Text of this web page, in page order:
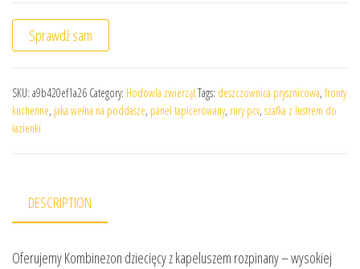
Sprawdź sam
SKU: a9b420ef1a26 Category: Hodowla zwierzątTags: deszczownica prysznicowa, fronty
kuchenne, jaka wełna na poddasze, panel tapicerowany, rury pcv, szafka z lustrem do
łazienki
DESCRIPTION
Oferujemy Kombinezon dziecięcy z kapeluszem rozpinany – wysokiej